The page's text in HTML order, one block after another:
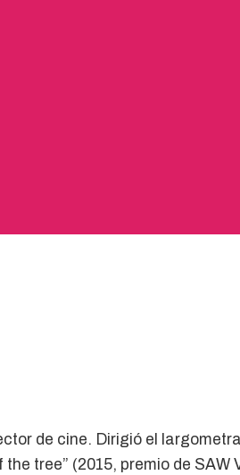
de cine. Dirigió el
tree” (2015, premio de SAW